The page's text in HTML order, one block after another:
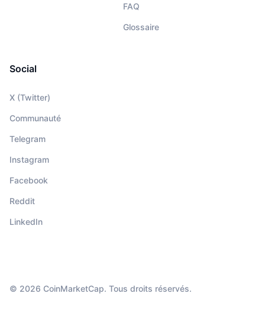
FAQ
Glossaire
Social
X (Twitter)
Communauté
Telegram
Instagram
Facebook
Reddit
LinkedIn
© 2026 CoinMarketCap. Tous droits réservés.